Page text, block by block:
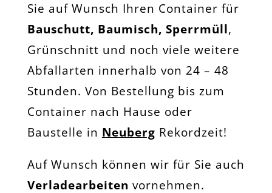
Sie auf Wunsch Ihren Container für
Bauschutt, Baumisch, Sperrmüll,
Grünschnitt und noch viele weitere
Abfallarten innerhalb von 24 – 48
Stunden. Von Bestellung bis zum
Container nach Hause oder
Baustelle in Neuberg Rekordzeit!
Auf Wunsch können wir für Sie auch
Verladearbeiten vornehmen.